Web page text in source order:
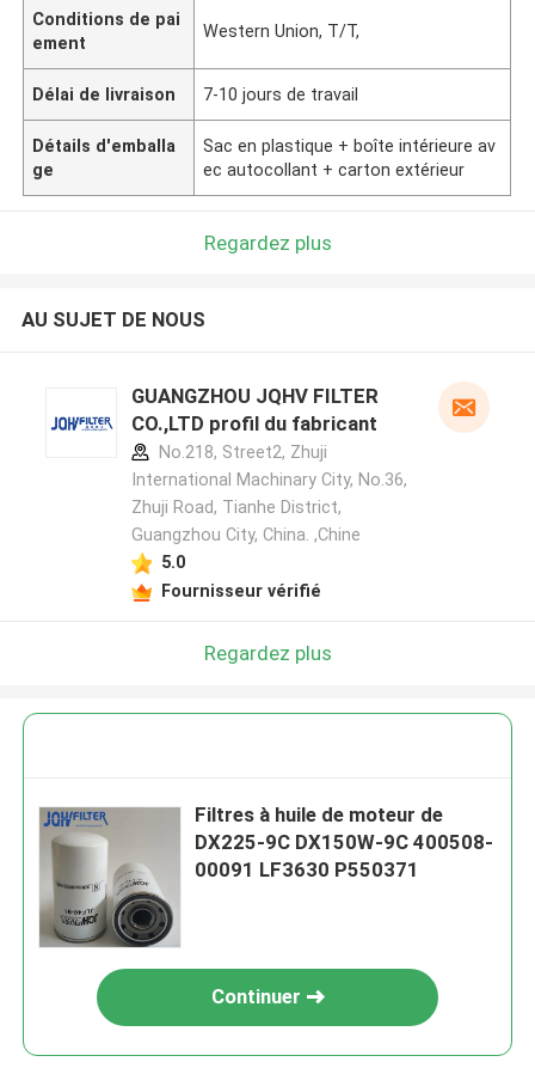
Conditions de pai
ement
Western Union, T/T,
Délai de livraison 7-10 jours de travail
Détails d'emballa
ge
Sac en plastique + boîte intérieure av
ec autocollant + carton extérieur
Regardez plus
AU SUJET DE NOUS
GUANGZHOU JQHV FILTER
CO.,LTD profil du fabricant
No.218, Street2, Zhuji
International Machinary City, No.36,
Zhuji Road, Tianhe District,
Guangzhou City, China. ,Chine
5.0
Fournisseur vérifié
Regardez plus
Filtres à huile de moteur de
DX225-9C DX150W-9C 400508-
00091 LF3630 P550371
Continuer